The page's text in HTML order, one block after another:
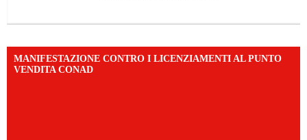
MANIFESTAZIONE CONTRO I LICENZIAMENTI AL PUNTO
VENDITA CONAD